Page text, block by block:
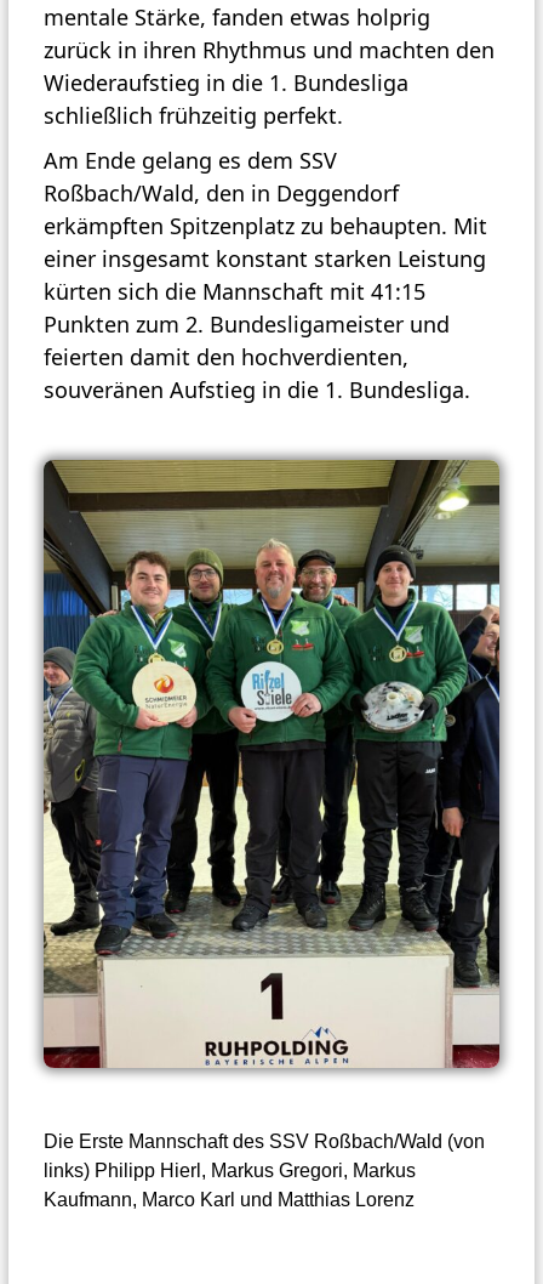
mentale Stärke, fanden etwas holprig
zurück in ihren Rhythmus und machten den
Wiederaufstieg in die 1. Bundesliga
schließlich frühzeitig perfekt.
Am Ende gelang es dem SSV
Roßbach/Wald, den in Deggendorf
erkämpften Spitzenplatz zu behaupten. Mit
einer insgesamt konstant starken Leistung
kürten sich die Mannschaft mit 41:15
Punkten zum 2. Bundesligameister und
feierten damit den hochverdienten,
souveränen Aufstieg in die 1. Bundesliga.
Die Erste Mannschaft des SSV Roßbach/Wald (von
links) Philipp Hierl, Markus Gregori, Markus
Kaufmann, Marco Karl und Matthias Lorenz